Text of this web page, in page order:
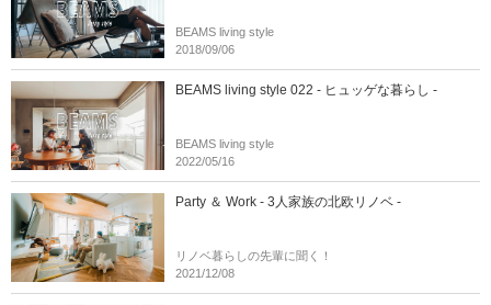
BEAMS living style
2018/09/06
BEAMS living style 022 - ヒュッゲな暮らし -
BEAMS living style
2022/05/16
Party ＆ Work - 3人家族の北欧リノベ -
リノベ暮らしの先輩に聞く！
2021/12/08